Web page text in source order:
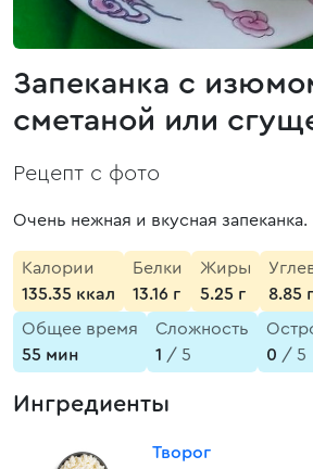
Запеканка с
сметаной или
Рецепт с фото
Очень нежная и вкусная запеканка.
Калории
135.35 ккал
Белки
13.16 г
Жиры
5.25 г
8.85 г
Общее время
55 мин
Сложность
1 / 5
0 / 5
Ингредиенты
Творог